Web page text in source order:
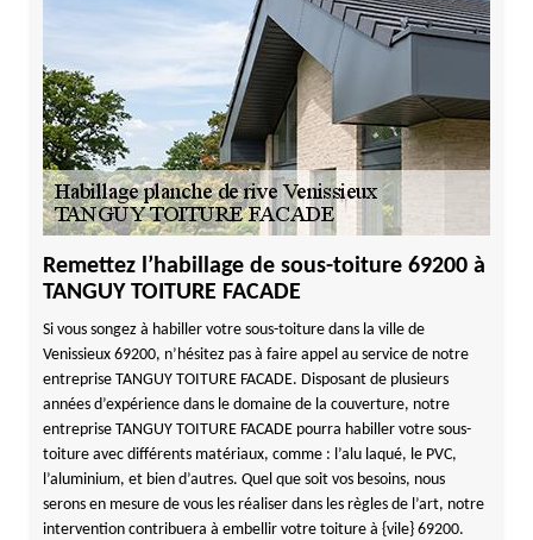
Remettez l’habillage de sous-toiture 69200 à
TANGUY TOITURE FACADE
Si vous songez à habiller votre sous-toiture dans la ville de
Venissieux 69200, n’hésitez pas à faire appel au service de notre
entreprise TANGUY TOITURE FACADE. Disposant de plusieurs
années d’expérience dans le domaine de la couverture, notre
entreprise TANGUY TOITURE FACADE pourra habiller votre sous-
toiture avec différents matériaux, comme : l’alu laqué, le PVC,
l’aluminium, et bien d’autres. Quel que soit vos besoins, nous
serons en mesure de vous les réaliser dans les règles de l’art, notre
intervention contribuera à embellir votre toiture à {vile} 69200.